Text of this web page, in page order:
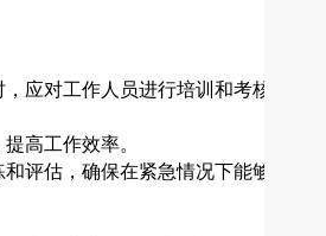
应对工作人员进行培训和考核，确
高工作效率。
评估，确保在紧急情况下能够迅速